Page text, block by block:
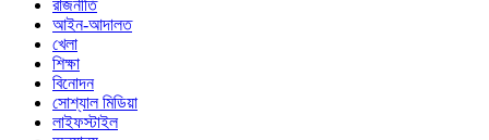
রাজনীতি
আইন-আদালত
খেলা
শিক্ষা
বিনোদন
সোশ্যাল মিডিয়া
লাইফস্টাইল